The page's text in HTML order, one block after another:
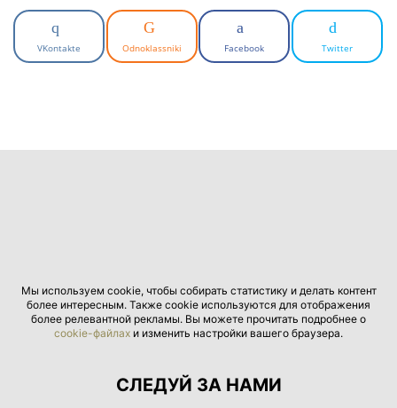
VKontakte Odnoklassniki Facebook Twitter
Мы используем cookie, чтобы собирать статистику и делать контент
более интересным. Также cookie используются для отображения
более релевантной рекламы. Вы можете прочитать подробнее о
cookie-файлах и изменить настройки вашего браузера.
СЛЕДУЙ ЗА НАМИ